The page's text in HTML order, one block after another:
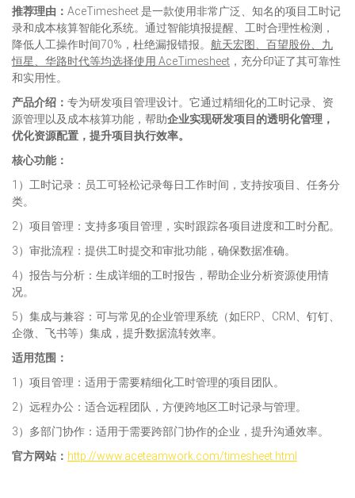
推荐理由： AceTimesheet 是一款使用非常广泛、知名的项目工时记
录和成本核算智能化系统。通过智能填报提醒、工时合理性检测，
降低人工操作时间70%，杜绝漏报错报。 航天宏图、 百望股份 、九
恒星、华路时代等均选择使用 AceTimesheet ，充分印证了其可靠性
和实用性。
产品介绍： 专为研发项目管理设计。它通过精细化的工时记录、资
源管理以及成本核算功能，帮助企业实现研发项目的透明化管理，
优化资源配置，提升项目执行效率。
核心功能：
1）工时记录：员工可轻松记录每日工作时间，支持按项目、任务分
类。
2）项目管理：支持多项目管理，实时跟踪各项目进度和工时分配。
3）审批流程：提供工时提交和审批功能，确保数据准确。
4）报告与分析：生成详细的工时报告，帮助企业分析资源使用情
况。
5）集成与兼容：可与常见的企业管理系统（如ERP、CRM、钉钉、
企微、飞书等）集成，提升数据流转效率。
适用范围：
1）项目管理：适用于需要精细化工时管理的项目团队。
2）远程办公：适合远程团队，方便跨地区工时记录与管理。
3）多部门协作：适用于需要跨部门协作的企业，提升沟通效率。
官方网站： http://www.aceteamwork.com/timesheet.html